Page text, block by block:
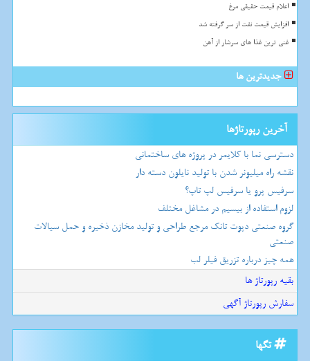
اعلام قیمت حقیقی مرغ
افزایش قیمت نفت از سر گرفته شد
غنی ترین غذا های سرشار از آهن
جدیدترین ها
آخرین رپورتاژها
دسترسی نما با کلایمر در پروژه های ساختمانی
نقشه راه میلیونر شدن با تولید نایلون دسته دار
سرفیس پرو یا سرفیس لپ تاپ؟
لزوم استفاده از بیسیم در مشاغل مختلف
گروه صنعتی دپوت تانک مرجع طراحی و تولید مخازن ذخیره و حمل سیالات
صنعتی
همه چیز درباره تزریق فیلر لب
بقیه رپورتاژ ها
سفارش رپورتاژ آگهی
تگها